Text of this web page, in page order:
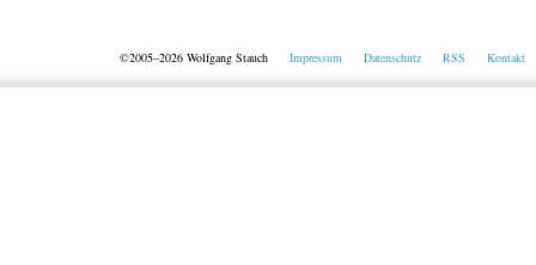
©2005–2026 Wolfgang Stauch Impressum Datenschutz RSS Kontakt